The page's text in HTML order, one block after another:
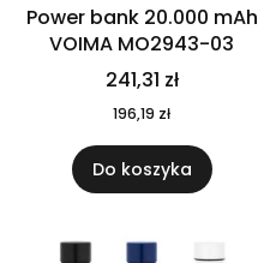
Power bank 20.000 mAh
VOIMA MO2943-03
241,31 zł
196,19 zł
Do koszyka